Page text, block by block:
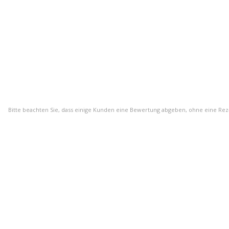
Bitte beachten Sie, dass einige Kunden eine Bewertung abgeben, ohne eine